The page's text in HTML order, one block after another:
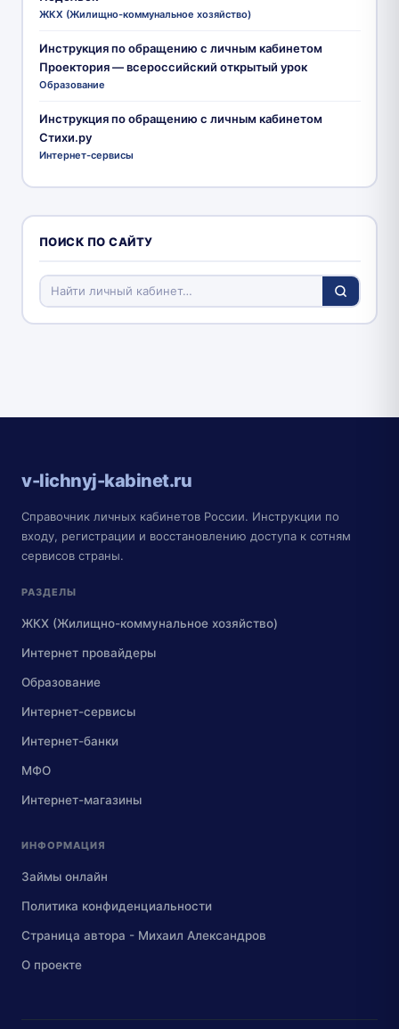
ЖКХ (Жилищно-коммунальное хозяйство)
Инструкция по обращению с личным кабинетом
Проектория — всероссийский открытый урок
Образование
Инструкция по обращению с личным кабинетом
Стихи.ру
Интернет-сервисы
ПОИСК ПО САЙТУ
v-lichnyj-kabinet.ru
Справочник личных кабинетов России. Инструкции по
входу, регистрации и восстановлению доступа к сотням
сервисов страны.
РАЗДЕЛЫ
ЖКХ (Жилищно-коммунальное хозяйство)
Интернет провайдеры
Образование
Интернет-сервисы
Интернет-банки
МФО
Интернет-магазины
ИНФОРМАЦИЯ
Займы онлайн
Политика конфиденциальности
Страница автора - Михаил Александров
О проекте